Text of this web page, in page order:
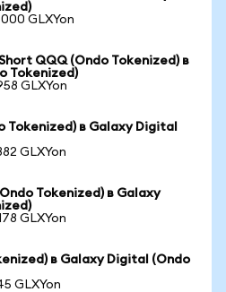
GLXYon
QQQ (Ondo Tokenized) в
Tokenized)
GLXYon
Tokenized) в Galaxy Digital
GLXYon
Tokenized) в Galaxy
GLXYon
в Galaxy Digital (Ondo
GLXYon